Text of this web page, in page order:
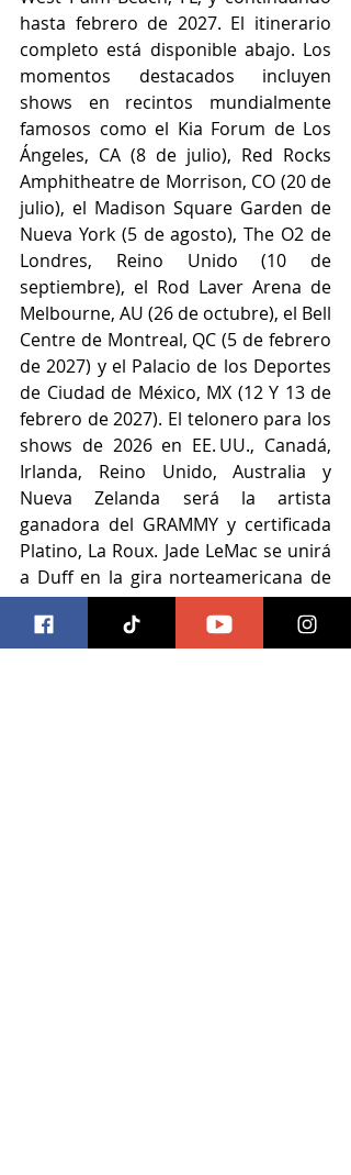
hasta febrero de 2027. El itinerario
completo está disponible abajo. Los
momentos destacados incluyen
shows en recintos mundialmente
famosos como el Kia Forum de Los
Ángeles, CA (8 de julio), Red Rocks
Amphitheatre de Morrison, CO (20 de
julio), el Madison Square Garden de
Nueva York (5 de agosto), The O2 de
Londres, Reino Unido (10 de
septiembre), el Rod Laver Arena de
Melbourne, AU (26 de octubre), el Bell
Centre de Montreal, QC (5 de febrero
de 2027) y el Palacio de los Deportes
de Ciudad de México, MX (12 Y 13 de
febrero de 2027). El telonero para los
shows de 2026 en EE. UU., Canadá,
Irlanda, Reino Unido, Australia y
Nueva Zelanda será la artista
ganadora del GRAMMY y certificada
Platino, La Roux. Jade LeMac se unirá
a Duff en la gira norteamericana de
2026, y Lauren Spencer Smith se
unirá en la gira canadiense de 2027.